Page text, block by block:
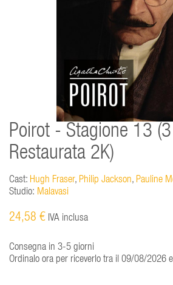
Poirot - Stagione 13 (3
Restaurata 2K)
Cast: Hugh Fraser, Philip Jackson, Pauline
Studio: Malavasi
24,58 € IVA inclusa
Consegna in 3-5 giorni
Ordinalo ora per riceverlo tra il 09/08/2026